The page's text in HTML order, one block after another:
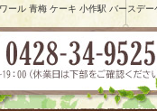
ール 青梅 ケーキ 小作駅 バースデー